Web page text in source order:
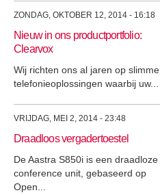
ZONDAG, OKTOBER 12, 2014 - 16:18
Nieuw in ons productportfolio:
Clearvox
Wij richten ons al jaren op slimme
telefonieoplossingen waarbij uw...
VRIJDAG, MEI 2, 2014 - 23:48
Draadloos vergadertoestel
De Aastra S850i is een draadloze
conference unit, gebaseerd op
Open...